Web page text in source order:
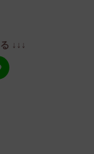
↓↓↓